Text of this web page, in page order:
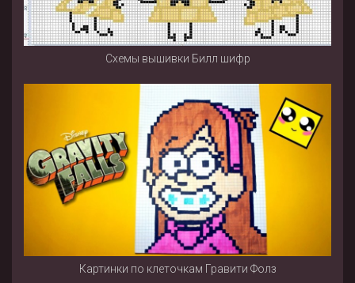
Схемы вышивки Билл шифр
Картинки по клеточкам Гравити Фолз